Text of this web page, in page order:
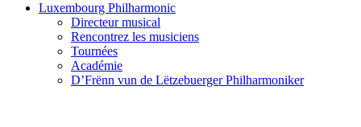
Luxembourg Philharmonic
Directeur musical
Rencontrez les musiciens
Tournées
Académie
D’Frënn vun de Lëtzebuerger Philharmoniker